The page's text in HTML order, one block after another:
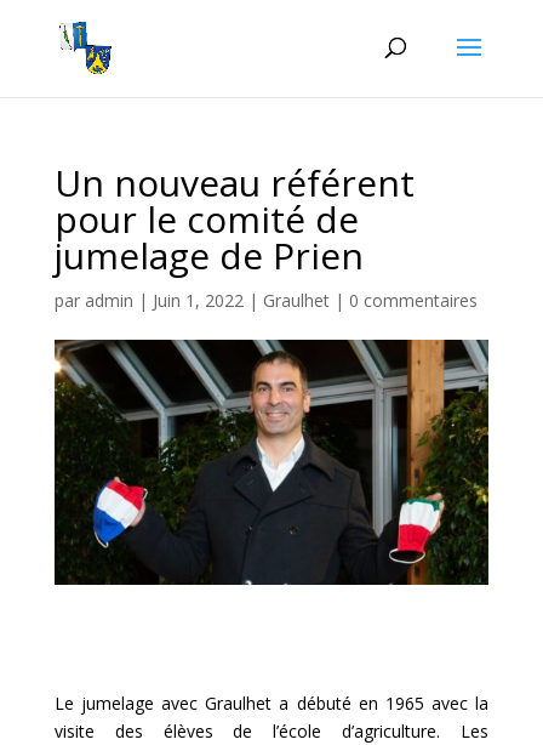
Un nouveau référent
pour le comité de
jumelage de Prien
par admin | Juin 1, 2022| Graulhet| 0 commentaires
Le jumelage avec Graulhet a débuté en 1965 avec la
visite des élèves de l’école d’agriculture. Les